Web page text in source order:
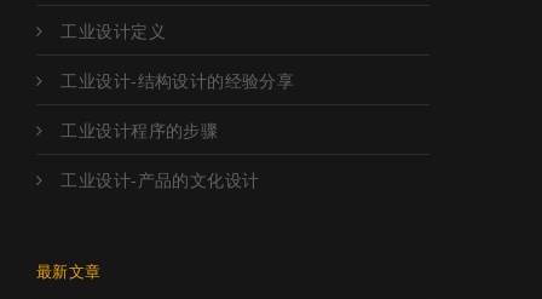
工业设计定义
工业设计-结构设计的经验分享
工业设计程序的步骤
工业设计-产品的文化设计
最新文章